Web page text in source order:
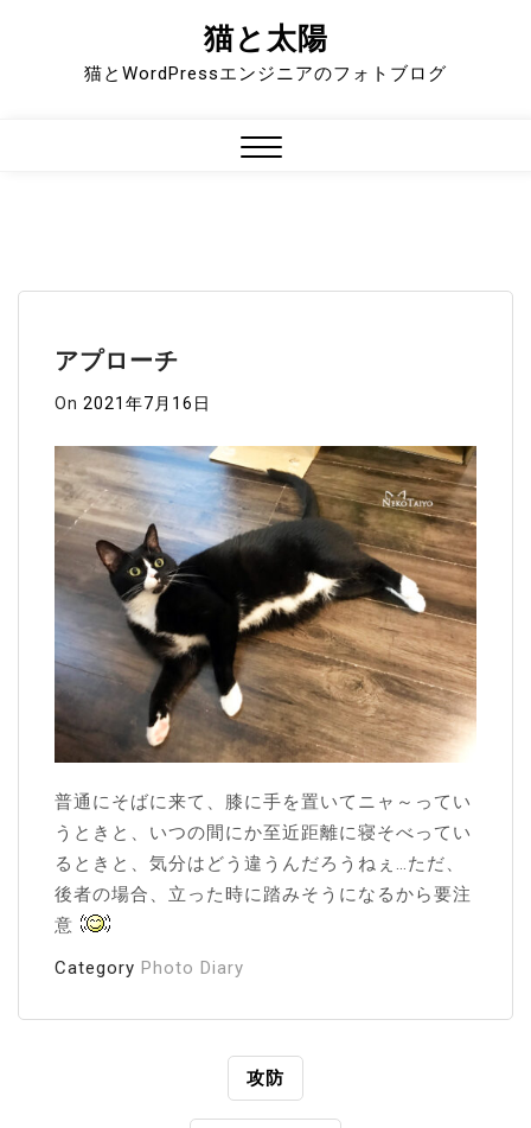
猫と太陽
猫とWordPressエンジニアのフォトブログ
アプローチ
On 2021年7月16日
普通にそばに来て、膝に手を置いてニャ～ってい
うときと、いつの間にか至近距離に寝そべってい
るときと、気分はどう違うんだろうねぇ…ただ、
後者の場合、立った時に踏みそうになるから要注
意
Category Photo Diary
攻防